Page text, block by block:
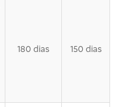
180 dias 150 dias